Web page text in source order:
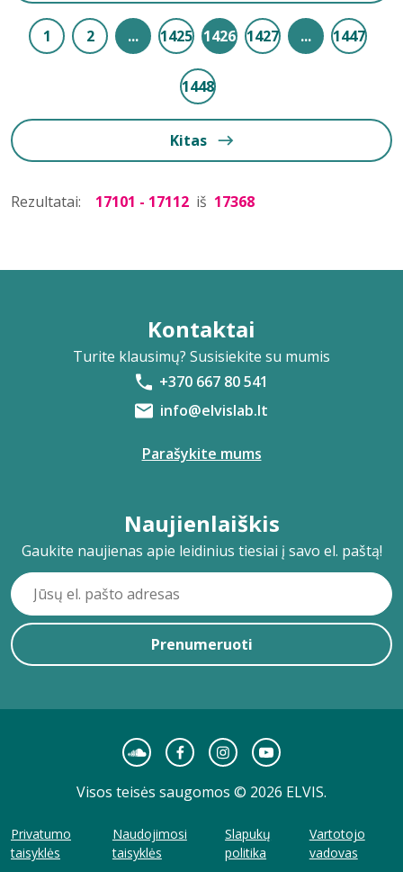
1 2 ... 1425 1426 1427 ... 1447
1448
Kitas
Rezultatai: 17101 - 17112 iš 17368
Kontaktai
Turite klausimų? Susisiekite su mumis
+370 667 80 541
info@elvislab.lt
Parašykite mums
Naujienlaiškis
Gaukite naujienas apie leidinius tiesiai į savo el. paštą!
Prenumeruoti
Visos teisės saugomos © 2026 ELVIS.
Privatumo
taisyklės
Naudojimosi
taisyklės
Slapukų
politika
Vartotojo
vadovas